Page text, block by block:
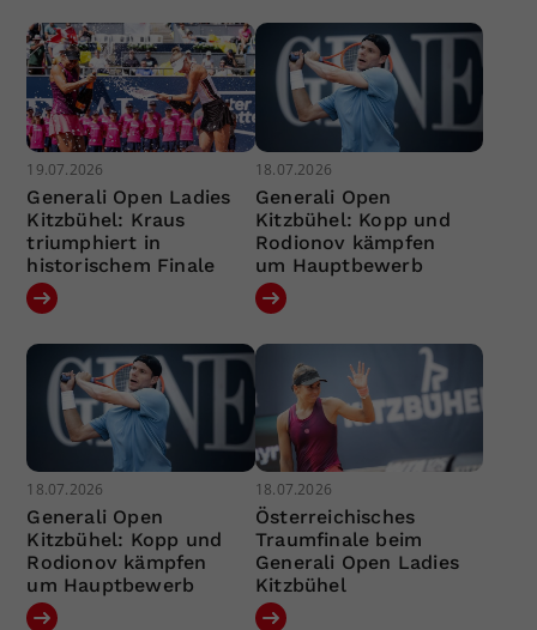
19.07.2026
Generali Open Ladies
Kitzbühel: Kraus
triumphiert in
historischem Finale
18.07.2026
Generali Open
Kitzbühel: Kopp und
Rodionov kämpfen
um Hauptbewerb
18.07.2026
Generali Open
Kitzbühel: Kopp und
Rodionov kämpfen
um Hauptbewerb
18.07.2026
Österreichisches
Traumfinale beim
Generali Open Ladies
Kitzbühel